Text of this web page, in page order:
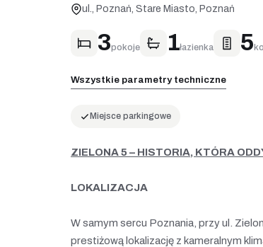
ul., Poznań, Stare Miasto, Poznań
3pokoje 1łazienka 5
Wszystkie parametry techniczne
Miejsce parkingowe
ZIELONA 5 – HISTORIA, KTÓRA
LOKALIZACJA
W samym sercu Poznania, przy ul.
prestiżową lokalizację z kameralnym